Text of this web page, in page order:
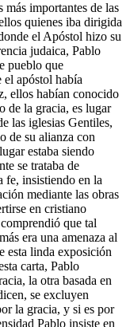
más importantes de las
quienes iba dirigida
el Apóstol hizo su
judaica, Pablo
pueblo que
el apóstol había
ellos habían conocido
de la gracia, es lugar
las iglesias Gentiles,
de su alianza con
estaba siendo
se trataba de
fe, insistiendo en la
mediante las obras
en cristiano
que tal
era una amenaza al
esta linda exposición
carta, Pablo
la otra basada en
se excluyen
la gracia, y si es por
Pablo insiste en